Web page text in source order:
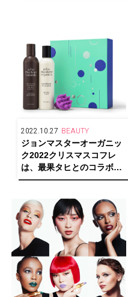
2022.10.27 BEAUTY
ジョンマスターオーガニッ
ク2022クリスマスコフレ
は、最果タヒとのコラボボ
ックスが登場